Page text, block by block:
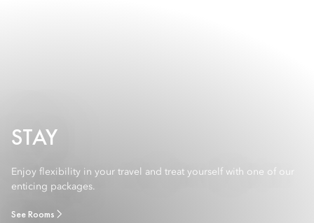
STAY
Enjoy flexibility in your travel and treat yourself with one of our
enticing packages.
See Rooms